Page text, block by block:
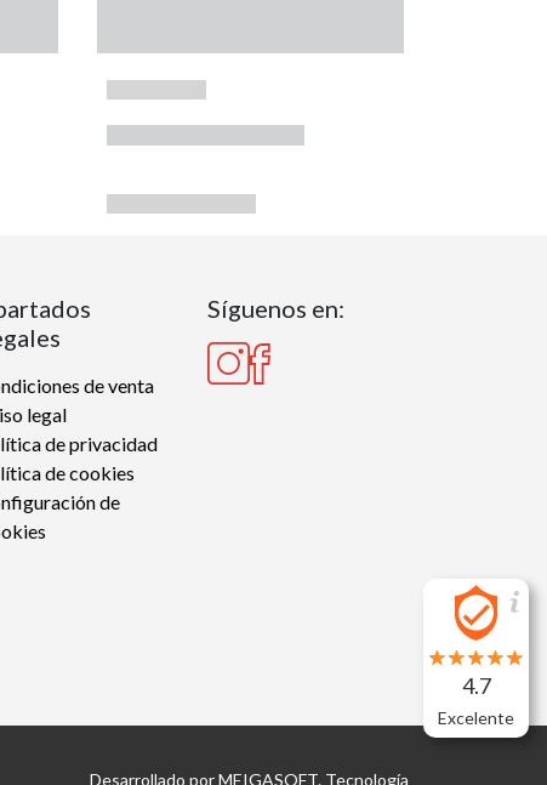
de venta
legal
de privacidad
de cookies
de
Síguenos en:
Desarrollado porMEIGASOFT. Tecnología
4.7
Excelente